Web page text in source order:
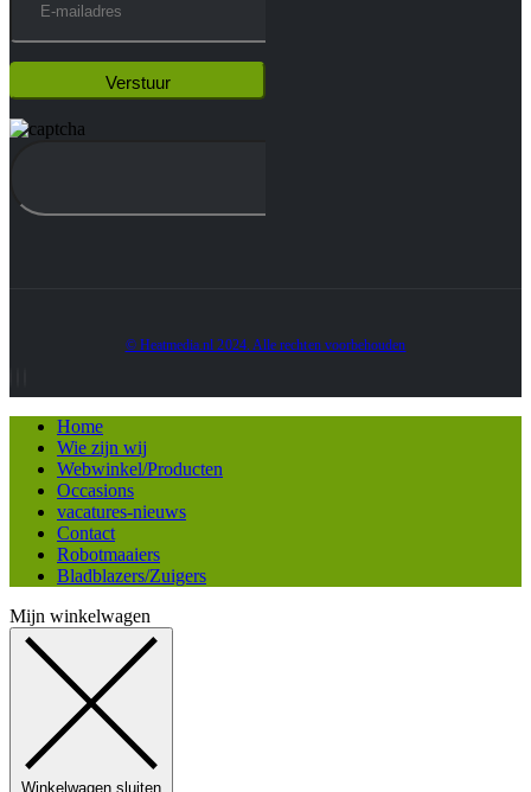
© Heatmedia.nl 2024. Alle rechten voorbehouden
Home
Wie zijn wij
Webwinkel/Producten
Occasions
vacatures-nieuws
Contact
Robotmaaiers
Bladblazers/Zuigers
Mijn winkelwagen
Winkelwagen sluiten